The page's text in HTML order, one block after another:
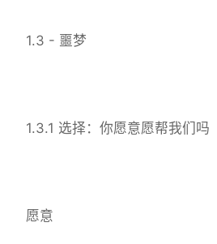
1.3 - 噩梦
1.3.1 选择：你愿意愿帮我们吗
愿意